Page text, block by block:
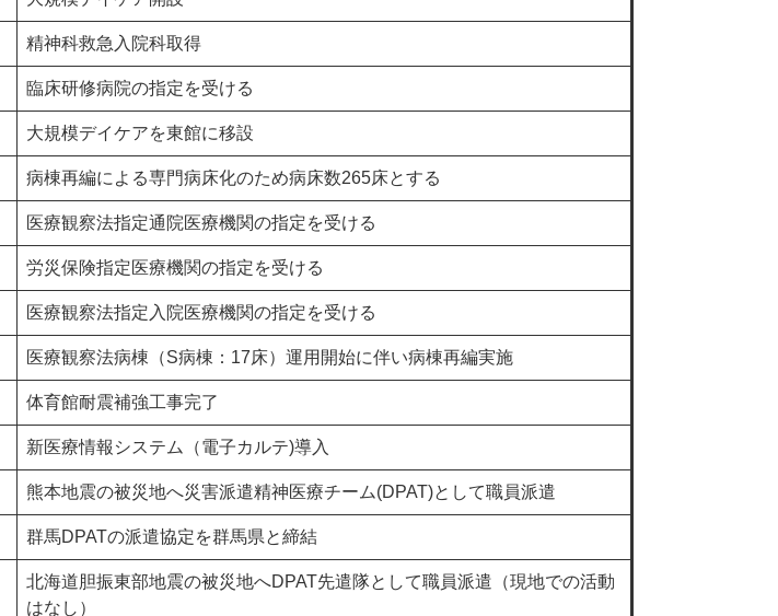
精神科救急入院科取得
臨床研修病院の指定を受ける
大規模デイケアを東館に移設
病棟再編による専門病床化のため病床数265床とする
医療観察法指定通院医療機関の指定を受ける
労災保険指定医療機関の指定を受ける
医療観察法指定入院医療機関の指定を受ける
医療観察法病棟（S病棟：17床）運用開始に伴い病棟再編実施
体育館耐震補強工事完了
新医療情報システム（電子カルテ)導入
熊本地震の被災地へ災害派遣精神医療チーム(DPAT)として職員派遣
群馬DPATの派遣協定を群馬県と締結
北海道胆振東部地震の被災地へDPAT先遣隊として職員派遣（現地での活動
はなし）